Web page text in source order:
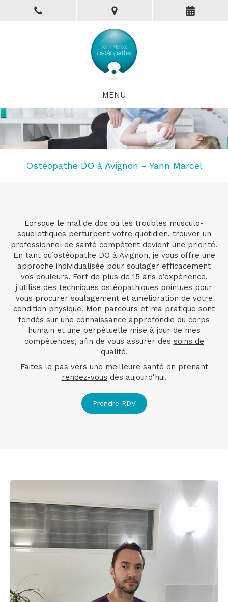
MENU
Ostéopathe DO à Avignon - Yann Marcel
Lorsque le mal de dos ou les troubles musculo-
squelettiques perturbent votre quotidien, trouver un
professionnel de santé compétent devient une priorité.
En tant qu’ostéopathe DO à Avignon, je vous offre une
approche individualisée pour soulager efficacement
vos douleurs. Fort de plus de 15 ans d’expérience,
j'utilise des techniques ostéopathiques pointues pour
vous procurer soulagement et amélioration de votre
condition physique. Mon parcours et ma pratique sont
fondés sur une connaissance approfondie du corps
humain et une perpétuelle mise à jour de mes
compétences, afin de vous assurer des soins de
qualité.
Faites le pas vers une meilleure santé en prenant
rendez-vous dès aujourd'hui.
Prendre RDV